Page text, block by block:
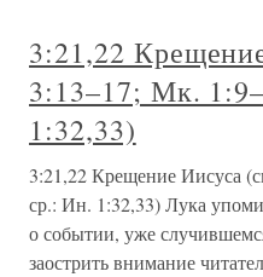
3:21,22
3:13–17; Мк.
1:32,33)
3:21,22 Крещение Иисуса
ср.: Ин. 1:32,33) Лука
о событии, уже
заострить внимание